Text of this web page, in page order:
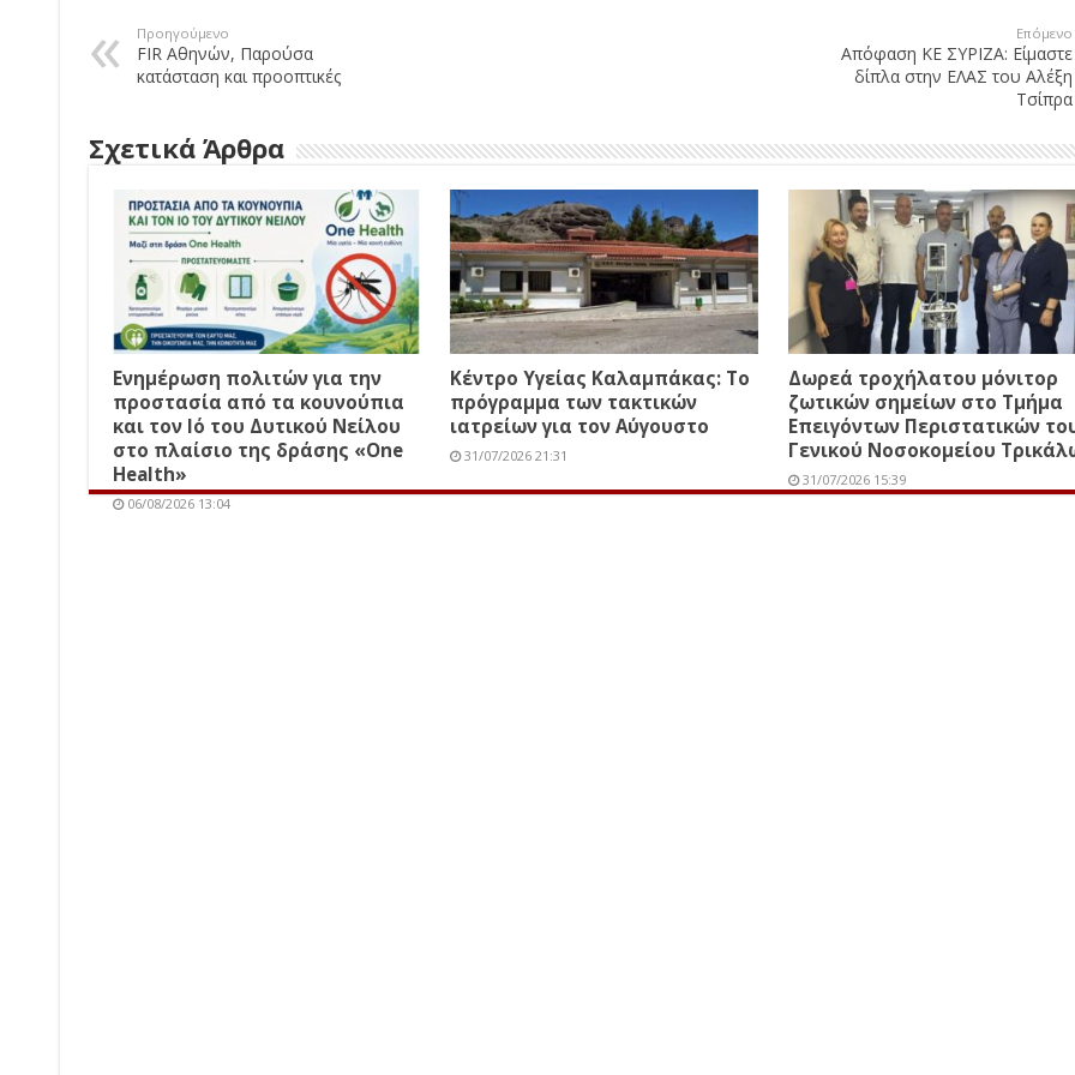
Προηγούμενο
FIR Αθηνών, Παρούσα
κατάσταση και προοπτικές
Επόμενο
Απόφαση ΚΕ ΣΥΡΙΖΑ: Είμαστε
δίπλα στην ΕΛΑΣ του Αλέξη
Τσίπρα
Σχετικά Άρθρα
Ενημέρωση πολιτών για την
προστασία από τα κουνούπια
και τον Ιό του Δυτικού Νείλου
στο πλαίσιο της δράσης «One
Health»
06/08/2026 13:04
Κέντρο Υγείας Καλαμπάκας: Το
πρόγραμμα των τακτικών
ιατρείων για τον Αύγουστο
31/07/2026 21:31
Δωρεά τροχήλατου μόνιτορ
ζωτικών σημείων στο Τμήμα
Επειγόντων Περιστατικών
Γενικού Νοσοκομείου
31/07/2026 15:39